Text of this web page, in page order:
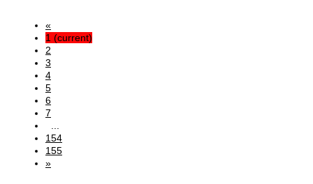
«
1 (current)
2
3
4
5
6
7
154
155
»